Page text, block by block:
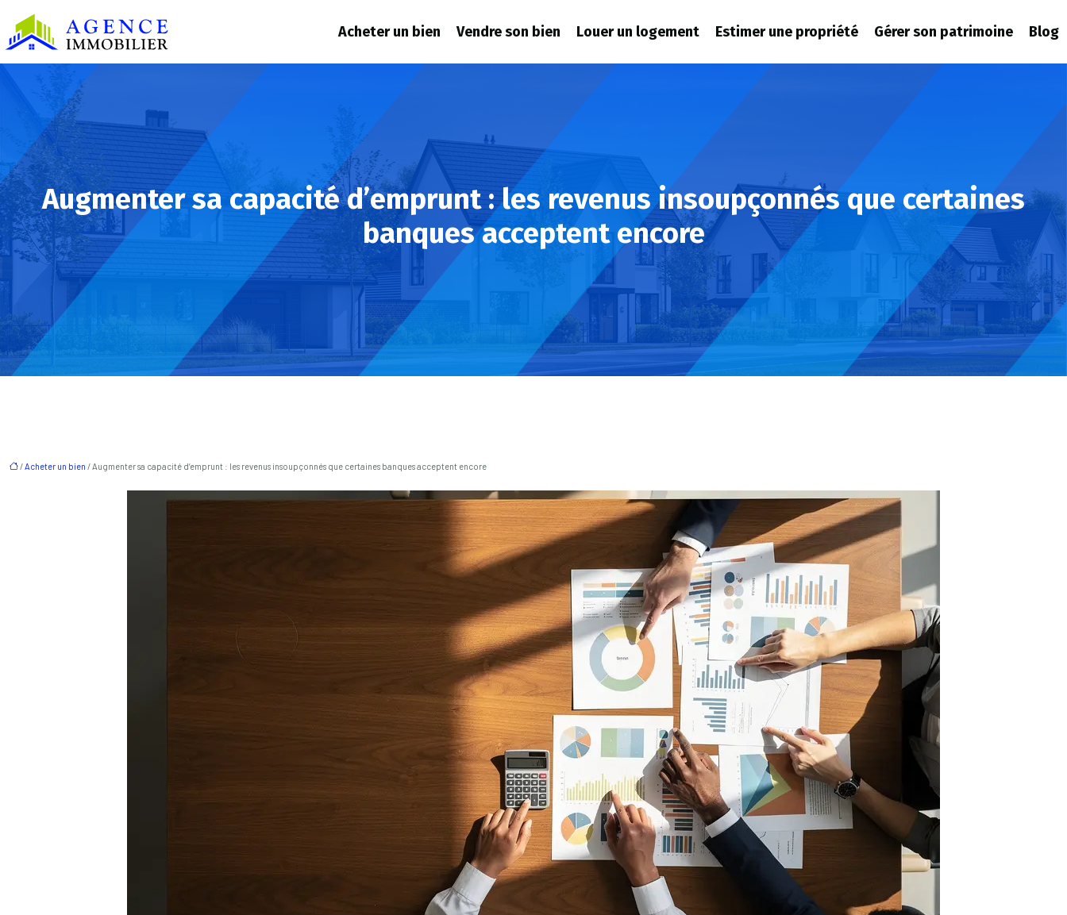
Acheter un bien Vendre son bien Louer un logement Estimer une propriété Gérer son patrimoine Blog
Augmenter sa capacité d’emprunt : les revenus insoupçonnés que certaines
banques acceptent encore
/Acheter un bien / Augmenter sa capacité d’emprunt : les revenus insoupçonnés que certaines banques acceptent encore